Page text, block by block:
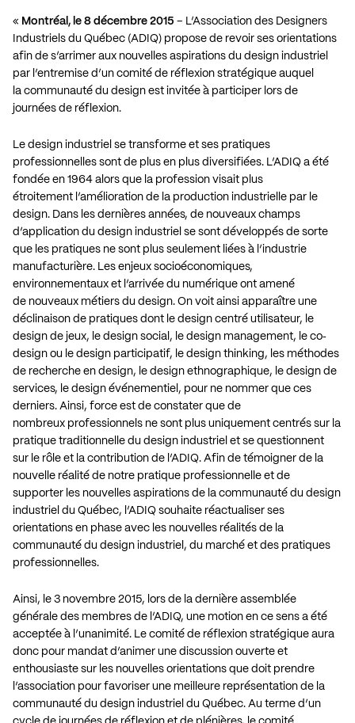
« Montréal, le 8 décembre 2015 – L’Association des Designers
Industriels du Québec (ADIQ) propose de revoir ses orientations
afin de s’arrimer aux nouvelles aspirations du design industriel
par l’entremise d’un comité de réflexion stratégique auquel
la communauté du design est invitée à participer lors de
journées de réflexion.
Le design industriel se transforme et ses pratiques
professionnelles sont de plus en plus diversifiées. L’ADIQ a été
fondée en 1964 alors que la profession visait plus
étroitement l’amélioration de la production industrielle par le
design. Dans les dernières années, de nouveaux champs
d’application du design industriel se sont développés de sorte
que les pratiques ne sont plus seulement liées à l’industrie
manufacturière. Les enjeux socioéconomiques,
environnementaux et l’arrivée du numérique ont amené
de nouveaux métiers du design. On voit ainsi apparaître une
déclinaison de pratiques dont le design centré utilisateur, le
design de jeux, le design social, le design management, le co‐
design ou le design participatif, le design thinking, les méthodes
de recherche en design, le design ethnographique, le design de
services, le design événementiel, pour ne nommer que ces
derniers. Ainsi, force est de constater que de
nombreux professionnels ne sont plus uniquement centrés sur la
pratique traditionnelle du design industriel et se questionnent
sur le rôle et la contribution de l’ADIQ. Afin de témoigner de la
nouvelle réalité de notre pratique professionnelle et de
supporter les nouvelles aspirations de la communauté du design
industriel du Québec, l’ADIQ souhaite réactualiser ses
orientations en phase avec les nouvelles réalités de la
communauté du design industriel, du marché et des pratiques
professionnelles.
Ainsi, le 3 novembre 2015, lors de la dernière assemblée
générale des membres de l’ADIQ, une motion en ce sens a été
acceptée à l’unanimité. Le comité de réflexion stratégique aura
donc pour mandat d’animer une discussion ouverte et
enthousiaste sur les nouvelles orientations que doit prendre
l’association pour favoriser une meilleure représentation de la
communauté du design industriel du Québec. Au terme d’un